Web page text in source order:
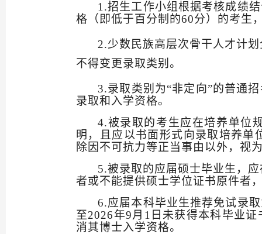
1.招生工作小组根据考核成绩
格（即低于百分制的60分）的考生
2.少数民族高层次骨干人才计
不得变更录取类别。
3.录取类别为“非定向”的普通
录取和入学资格。
4.被录取的考生应在培养单位
明，且应以书面形式向录取培养单
除因不可抗力等正当事由以外，视
5.被录取的应届硕士毕业生，
者或不能提供硕士学位证书原件者
6.应届本科毕业生推荐免试录
至2026年9月 1 日未获得本科毕业
消其博士入学资格。